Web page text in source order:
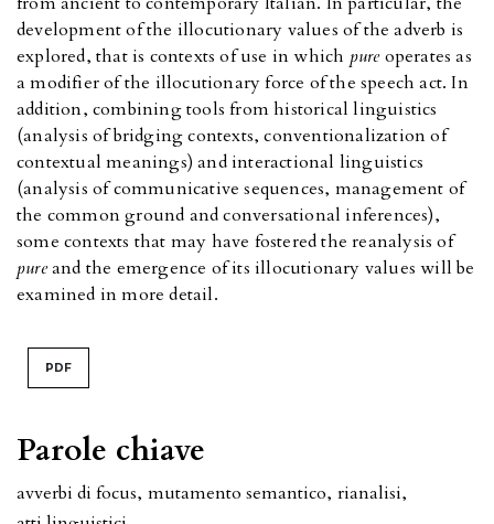
Parole chiave
avverbi di focus, mutamento semantico, rianalisi,
development of the illocutionary values of the adverb is
explored, that is contexts of use in which pureoperates as
a modifier of the illocutionary force of the speech act. In
addition, combining tools from historical linguistics
(analysis of bridging contexts, conventionalization of
contextual meanings) and interactional linguistics
(analysis of communicative sequences, management of
the common ground and conversational inferences),
some contexts that may have fostered the reanalysis of
pureand the emergence of its illocutionary values will be
examined in more detail.
PDF